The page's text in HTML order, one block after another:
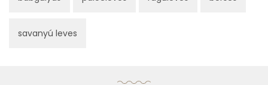
savanyú leves